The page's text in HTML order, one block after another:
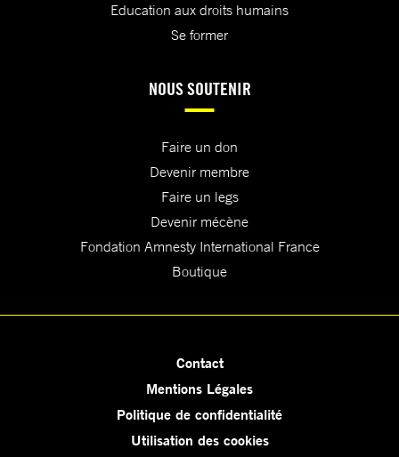
Education aux droits humains
Se former
NOUS SOUTENIR
Faire un don
Devenir membre
Faire un legs
Devenir mécène
Fondation Amnesty International France
Boutique
Contact
Mentions Légales
Politique de confidentialité
Utilisation des cookies